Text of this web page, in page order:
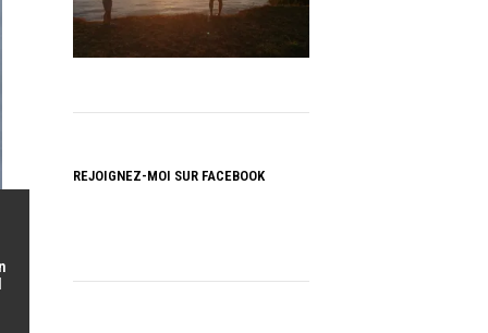
REJOIGNEZ-MOI SUR FACEBOOK